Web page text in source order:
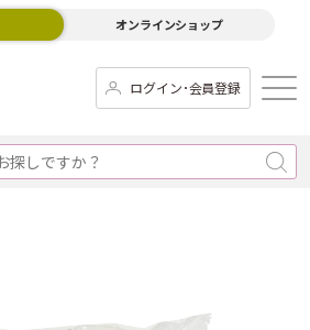
オンラインショップ
ログイン･会員登録